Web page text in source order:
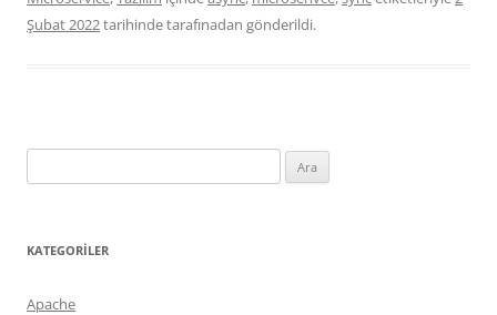
Şubat 2022tarihindetarafınadan gönderildi.
KATEGORILER
Apache